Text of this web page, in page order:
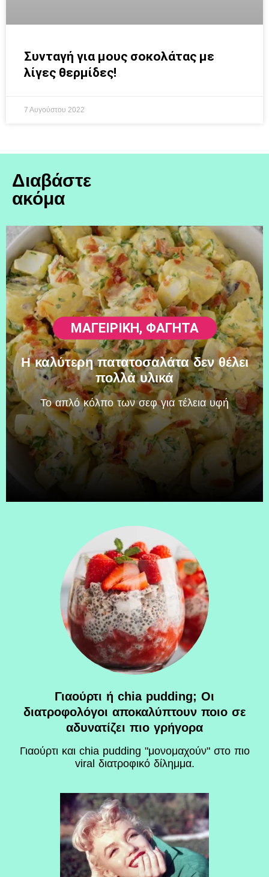
Συνταγή για μους σοκολάτας με
λίγες θερμίδες!
7 Αυγούστου 2022
Διαβάστε
ακόμα
ΜΑΓΕΙΡΙΚΗ, ΦΑΓΗΤΆ
Η καλύτερη πατατοσαλάτα δεν θέλει
πολλά υλικά
Το απλό κόλπο των σεφ για τέλεια υφή
Γιαούρτι ή chia pudding; Οι
διατροφολόγοι αποκαλύπτουν ποιο σε
αδυνατίζει πιο γρήγορα
Γιαούρτι και chia pudding "μονομαχούν" στο πιο
viral διατροφικό δίλημμα.